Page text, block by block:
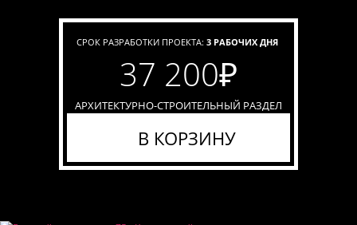
СРОК РАЗРАБОТКИ ПРОЕКТА: 3 РАБОЧИХ ДНЯ
37 200₽
АРХИТЕКТУРНО-СТРОИТЕЛЬНЫЙ РАЗДЕЛ
В КОРЗИНУ